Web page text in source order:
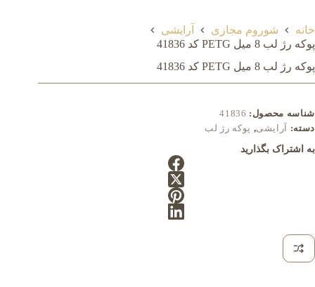
خانه شوروم مجازی
آرایشی
پوکه رژ لب 8 میل PETG کد 41836
پوکه رژ لب 8 میل PETG کد 41836
شناسه محصول: 41836
دسته:
آرایشی, پوکه رژ لب
به اشتراک بگذارید